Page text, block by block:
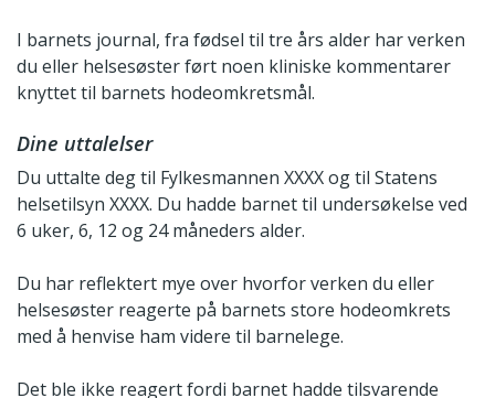
I barnets journal, fra fødsel til tre års alder har verken
du eller helsesøster ført noen kliniske kommentarer
knyttet til barnets hodeomkretsmål.
Dine uttalelser
Du uttalte deg til Fylkesmannen XXXX og til Statens
helsetilsyn XXXX. Du hadde barnet til undersøkelse ved
6 uker, 6, 12 og 24 måneders alder.
Du har reflektert mye over hvorfor verken du eller
helsesøster reagerte på barnets store hodeomkrets
med å henvise ham videre til barnelege.
Det ble ikke reagert fordi barnet hadde tilsvarende